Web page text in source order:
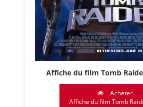
Affiche du film Tomb
Acheter
Affiche du film Tomb